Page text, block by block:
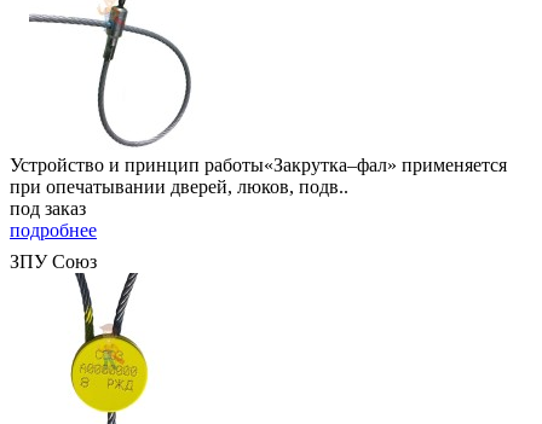
Устройство и принцип работы«Закрутка–фал» применяется
при опечатывании дверей, люков, подв..
под заказ
подробнее
ЗПУ Союз